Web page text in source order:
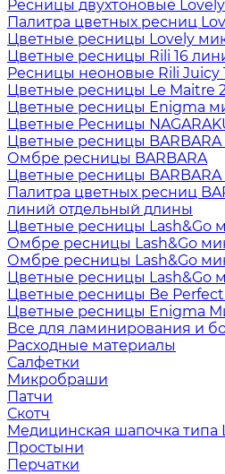
Ресницы двухтоновые
Палитра цветных ресниц
Цветные ресницы Lovely
Цветные ресницы Rili 16
Ресницы неоновые Rili Juicy
Цветные ресницы Le Maitre
Цветные ресницы Enigma
Цветные Ресницы
Цветные ресницы
Омбре ресницы BARBARA
Цветные ресницы BARBARA
Палитра цветных ресниц
линий отдельный длины
Цветные ресницы Lash&Go
Омбре ресницы Lash&Go
Омбре ресницы Lash&Go
Цветные ресницы Lash&Go
Цветные ресницы Be
Цветные ресницы Enigma
Все для ламинирования и
Расходные материалы
Салфетки
Микробраши
Патчи
Скотч
Медицинская шапочка типа
Простыни
Перчатки